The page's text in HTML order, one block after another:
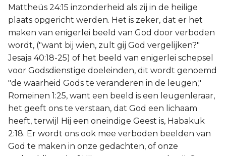
Mattheüs 24:15 inzonderheid als zij in de heilige
plaats opgericht werden. Het is zeker, dat er het
maken van enigerlei beeld van God door verboden
wordt, ("want bij wien, zult gij God vergelijken?"
Jesaja 40:18-25) of het beeld van enigerlei schepsel
voor Godsdienstige doeleinden, dit wordt genoemd
"de waarheid Gods te veranderen in de leugen,"
Romeinen 1:25, want een beeld is een leugenleraar,
het geeft ons te verstaan, dat God een lichaam
heeft, terwijl Hij een oneindige Geest is, Habakuk
2:18. Er wordt ons ook mee verboden beelden van
God te maken in onze gedachten, of onze